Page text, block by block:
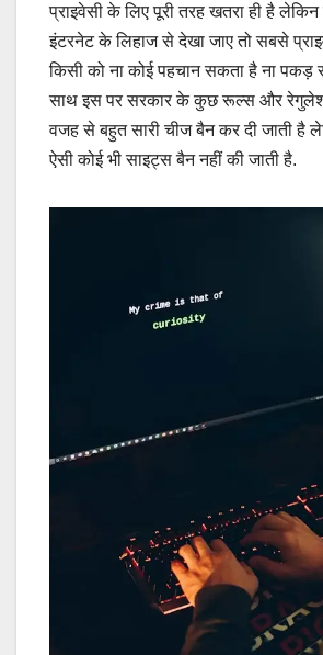
प्राइवेसी के लिए पूरी तरह खतरा ही है लेकिन
इंटरनेट के लिहाज से देखा जाए तो सबसे
किसी को ना कोई पहचान सकता है ना पकड़
साथ इस पर सरकार के कुछ रूल्स और
वजह से बहुत सारी चीज बैन कर दी जाती है
ऐसी कोई भी साइट्स बैन नहीं की जाती है.